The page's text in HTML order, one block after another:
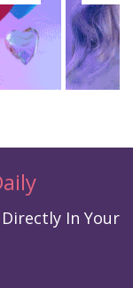
Directly In Your